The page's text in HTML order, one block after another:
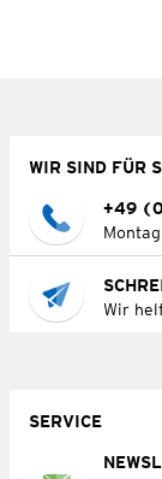
WIR SIND FÜR
+49
Wir
SERVICE